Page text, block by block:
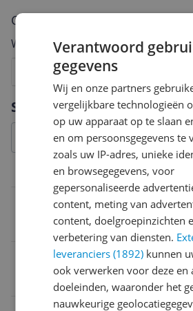
Specificaties
Specificaties
Opslagcapaciteit
Cijfer
Welk cijfer geef jij dit product?
4
3
2
Vraag 1 van 4
Verantwoord
gegevens
Wij en onze partners
vergelijkbare technologieën
op uw apparaat op te slaan
en om persoonsgegevens te
zoals uw IP-adres, unieke
en browsegegevens, voor
gepersonaliseerde
content, meting van
content, doelgroepinzichten
verbetering van diensten.
leveranciers (1892) kunnen
ook verwerken voor deze en
doeleinden, waaronder het
nauwkeurige